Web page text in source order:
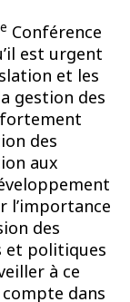
e Conférence
est urgent
et les
gestion des
des
aux
l’importance
des
et politiques
à ce
dans